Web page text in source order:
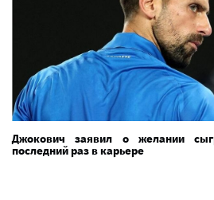
Джокович заявил о желании
последний раз в карьере